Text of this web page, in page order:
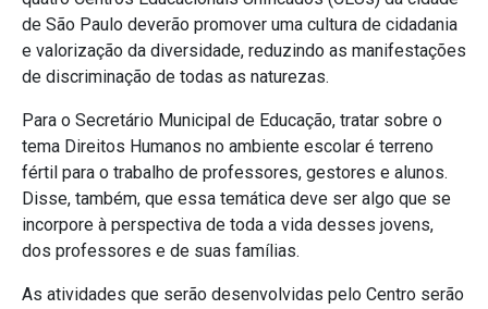
de São Paulo deverão promover uma cultura de cidadania
e valorização da diversidade, reduzindo as manifestações
de discriminação de todas as naturezas.
Para o Secretário Municipal de Educação, tratar sobre o
tema Direitos Humanos no ambiente escolar é terreno
fértil para o trabalho de professores, gestores e alunos.
Disse, também, que essa temática deve ser algo que se
incorpore à perspectiva de toda a vida desses jovens,
dos professores e de suas famílias.
As atividades que serão desenvolvidas pelo Centro serão